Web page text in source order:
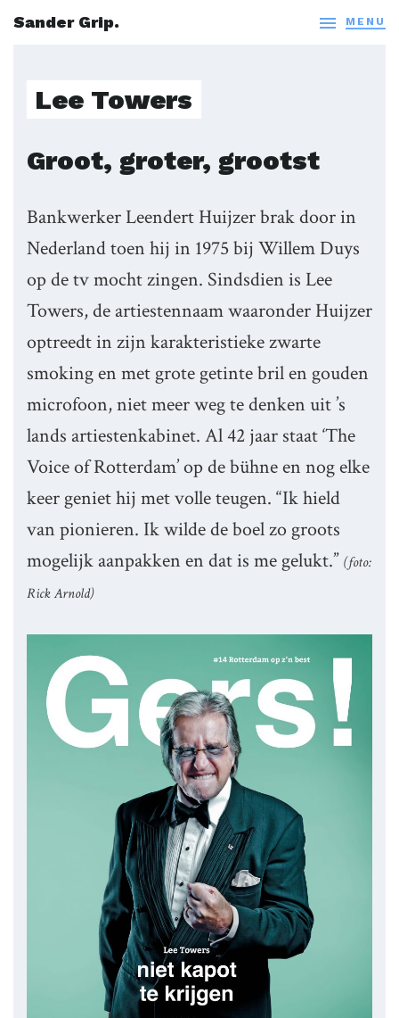
Sander Grip.  MENU
Lee Towers
Groot, groter, grootst
Bankwerker Leendert Huijzer brak door in
Nederland toen hij in 1975 bij Willem Duys
op de tv mocht zingen. Sindsdien is Lee
Towers, de artiestennaam waaronder Huijzer
optreedt in zijn karakteristieke zwarte
smoking en met grote getinte bril en gouden
microfoon, niet meer weg te denken uit ’s
lands artiestenkabinet. Al 42 jaar staat ‘The
Voice of Rotterdam’ op de bühne en nog elke
keer geniet hij met volle teugen. “Ik hield
van pionieren. Ik wilde de boel zo groots
mogelijk aanpakken en dat is me gelukt.” (foto:
Rick Arnold)